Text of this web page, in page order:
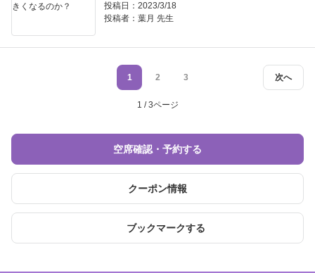
投稿日：2023/3/18
投稿者： 葉月 先生
次へ
1 2 3
1 / 3ページ
空席確認・予約する
クーポン情報
ブックマークする